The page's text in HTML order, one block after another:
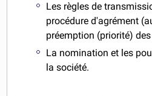
Les règles de
procédure d'agrément
préemption (priorité)
La nomination et les
la société.